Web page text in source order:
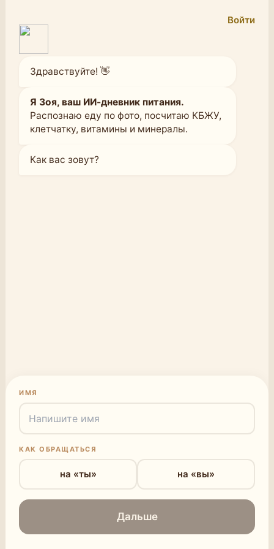
Войти
Здравствуйте! 👋
Я Зоя, ваш ИИ-дневник питания.
Распознаю еду по фото, посчитаю КБЖУ,
клетчатку, витамины и минералы.
Как вас зовут?
ИМЯ
КАК ОБРАЩАТЬСЯ
на «ты» на «вы»
Дальше